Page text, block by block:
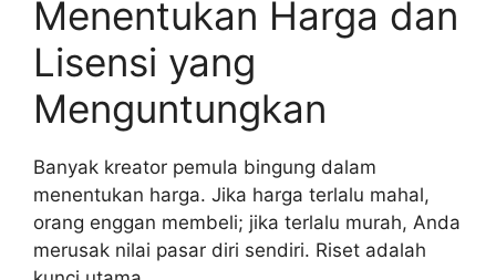
Menentukan Harga dan
Lisensi yang
Menguntungkan
Banyak kreator pemula bingung dalam
menentukan harga. Jika harga terlalu mahal,
orang enggan membeli; jika terlalu murah, Anda
merusak nilai pasar diri sendiri. Riset adalah